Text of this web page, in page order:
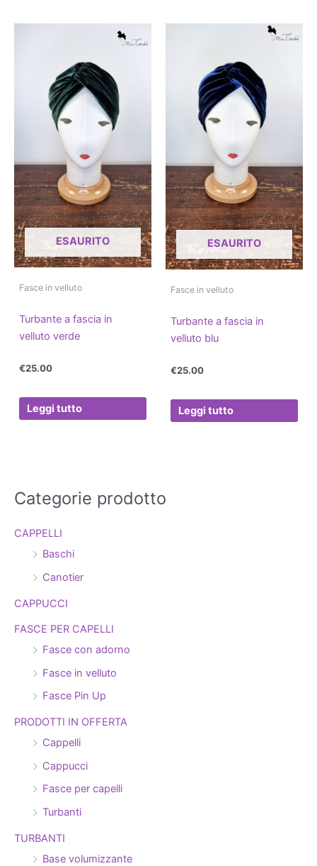
ESAURITO
Fasce in velluto
Turbante a fascia in
velluto verde
€25.00
Leggi tutto
ESAURITO
Fasce in velluto
Turbante a fascia in
velluto blu
€25.00
Leggi tutto
Categorie prodotto
CAPPELLI
Baschi
Canotier
CAPPUCCI
FASCE PER CAPELLI
Fasce con adorno
Fasce in velluto
Fasce Pin Up
PRODOTTI IN OFFERTA
Cappelli
Cappucci
Fasce per capelli
Turbanti
TURBANTI
Base volumizzante
C
r
: